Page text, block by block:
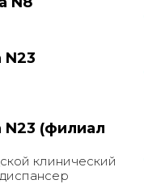
(филиал
клинический